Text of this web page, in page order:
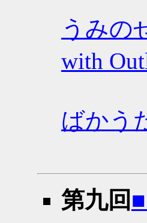
うみの
with
ばかう
第九回 ■